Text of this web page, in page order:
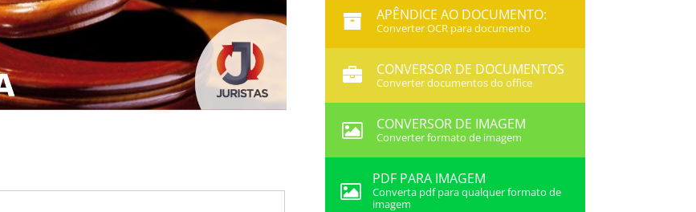
APÊNDICE AO DOCUMENTO:
Converter OCR para documento
CONVERSOR DE DOCUMENTOS
Converter documentos do office
CONVERSOR DE IMAGEM
Converter formato de imagem
PDF PARA IMAGEM
Converta pdf para qualquer formato de
imagem